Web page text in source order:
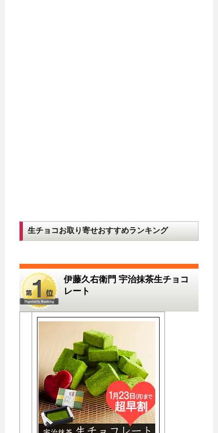
生チョコお取り寄せおすすめランキング
伊藤久右衛門 宇治抹茶生チョコ
レート